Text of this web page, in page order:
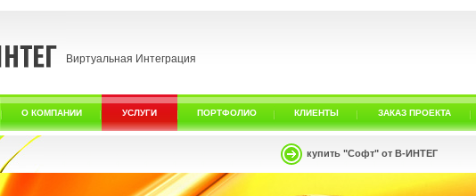
Виртуальная Интеграция
О КОМПАНИИ УСЛУГИ ПОРТФОЛИО КЛИЕНТЫ ЗАКАЗ ПРОЕКТА
купить "Софт" от В-ИНТЕГ